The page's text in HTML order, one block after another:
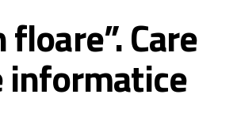
persoane.
detectat. Internauții, deci,
informații false în mediul
mai rău – ale unor persoane
Care
informatice